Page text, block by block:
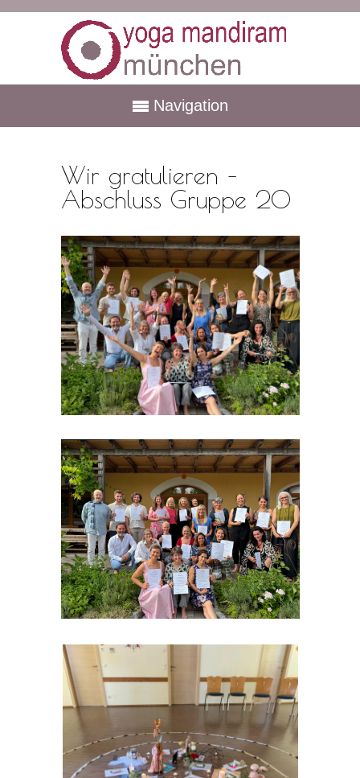
Navigation
Wir gratulieren –
Abschluss Gruppe 20